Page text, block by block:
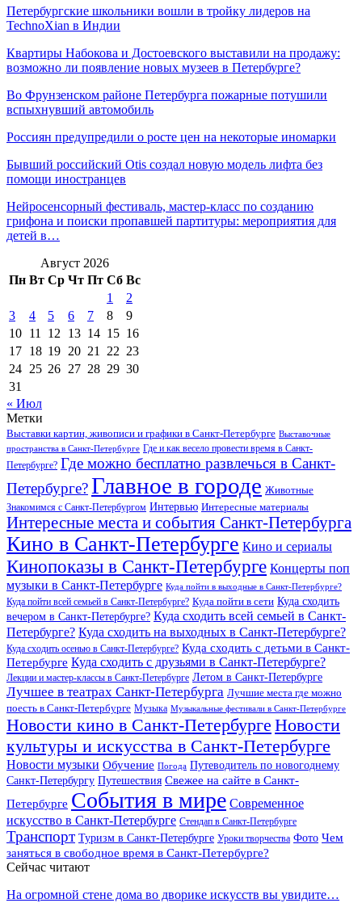
Петербургские школьники вошли в тройку лидеров на
TechnoXian в Индии
Квартиры Набокова и Достоевского выставили на продажу:
возможно ли появление новых музеев в Петербурге?
Во Фрунзенском районе Петербурга пожарные потушили
вспыхнувший автомобиль
Россиян предупредили о росте цен на некоторые иномарки
Бывший российский Otis создал новую модель лифта без
помощи иностранцев
Нейросенсорный фестиваль, мастер-класс по созданию
грифона и поиски пропавшей партитуры: мероприятия для
детей в…
Август 2026
Пн Вт Ср Чт Пт Сб Вс
1
2
3
4 5 6 7 8
9
10 11 12 13 14 15 16
17 18 19 20 21 22 23
24 25 26 27 28 29 30
31
« Июл
Метки
Выставки картин, живописи и графики в Санкт-Петербурге Выставочные
пространства в Санкт-Петербурге Где и как весело провести время в Санкт-
Петербурге? Где можно бесплатно развлечься в Санкт-
Петербурге?Главное в городе Животные
Знакомимся с Санкт-Петербургом Интервью Интересные материалы
Интересные места и события Санкт-Петербурга
Кино в Санкт-Петербурге Кино и сериалы
Кинопоказы в Санкт-Петербурге Концерты поп
музыки в Санкт-Петербурге Куда пойти в выходные в Санкт-Петербурге?
Куда пойти всей семьей в Санкт-Петербурге? Куда пойти в сети Куда сходить
вечером в Санкт-Петербурге? Куда сходить всей семьей в Санкт-
Петербурге? Куда сходить на выходных в Санкт-Петербурге?
Куда сходить осенью в Санкт-Петербурге? Куда сходить с детьми в Санкт-
Петербурге Куда сходить с друзьями в Санкт-Петербурге?
Лекции и мастер-классы в Санкт-Петербурге Летом в Санкт-Петербурге
Лучшее в театрах Санкт-Петербурга Лучшие места где можно
поесть в Санкт-Петербурге Музыка Музыкальные фестивали в Санкт-Петербурге
Новости кино в Санкт-Петербурге Новости
культуры и искусства в Санкт-Петербурге
Новости музыки Обучение Погода Путеводитель по новогоднему
Санкт-Петербургу Путешествия Свежее на сайте в Санкт-
Петербурге События в мире Современное
искусство в Санкт-Петербурге Стендап в Санкт-Петербурге
Транспорт Туризм в Санкт-Петербурге Уроки творчества Фото Чем
заняться в свободное время в Санкт-Петербурге?
Сейчас читают
На огромной стене дома во дворике искусств вы увидите…